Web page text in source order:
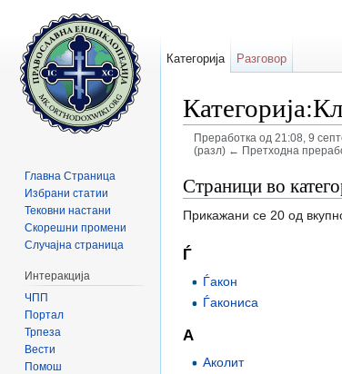
Преработка од 21:08, 9
(разл) ← Претходна
Страници во
Прикажани се 20 од
Ѓ
Ѓакон
Ѓакониса
А
Аколит
Категорија Разговор
Главна Страница
Избрани статии
Тековни настани
Скорешни промени
Случајна страница
Интеракција
ЧПП
Портал
Трпеза
Вести
Помош